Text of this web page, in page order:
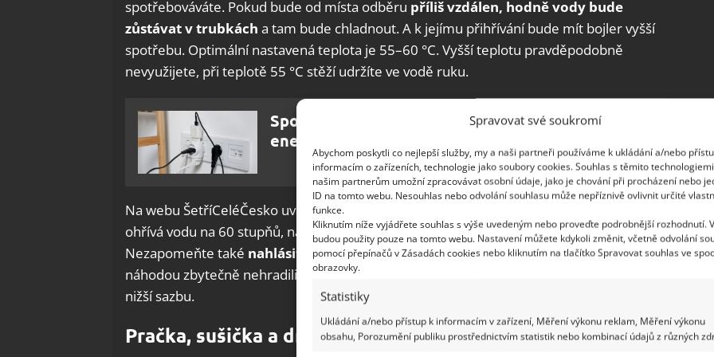
Spravovat své soukromí
Abychom poskytli co nejlepší služby, my a naši partneři používáme k ukládání a/nebo
informacím o zařízeních, technologie jako soubory cookies. Souhlas s těmito
našim partnerům umožní zpracovávat osobní údaje, jako je chování při procházení nebo
ID na tomto webu. Nesouhlas nebo odvolání souhlasu může nepříznivě ovlivnit určité
funkce.
Kliknutím níže vyjádřete souhlas s výše uvedeným nebo proveďte podrobnější rozhodnutí.
budou použity pouze na tomto webu. Nastavení můžete kdykoli změnit, včetně odvolání
pomocí přepínačů v Zásadách cookies nebo kliknutím na tlačítko Spravovat souhlas ve
obrazovky.
Statistiky
Ukládání a/nebo přístup k informacím v zařízení, Měření výkonu reklam, Měření výkonu
obsahu, Porozumění publiku prostřednictvím statistik nebo kombinací údajů z různých
spotřebováváte. Pokud bude od místa odběru příliš vzdálen, hodně vody bude
zůstávat v trubkách a tam bude chladnout. A k jejímu přihřívání bude mít bojler vyšší
spotřebu. Optimální nastavená teplota je 55–60 °C. Vyšší teplotu pravděpodobně
nevyužijete, při teplotě 55 °C stěží udržíte ve vodě ruku.
Spotřebiče v pohotovostním režimu stále vysávají
energii. Patří mezi ně i kávovar a topinkovač
Na webu ŠetříCeléČesko uvádějí, že když čtyřčlenná rodina se 150litrovým bojlerem
ohřívá vodu na 60 stupňů, navýší roční spotřebu elektřiny o 4 530 korun. A to je hodně.
Nezapomeňte také nahlásit u dodavatele správnou distribuční sazbu, abyste
náhodou zbytečně nehradili víc, než je nutné. U elektrického bojleru máte nárok na
nižší sazbu.
Pračka, sušička a drobné spotřebiče